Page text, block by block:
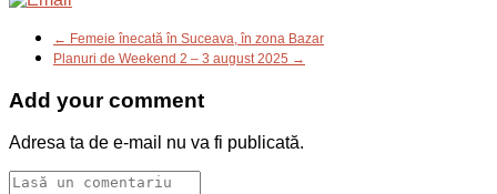
← Femeie înecată în Suceava, în zona Bazar
Planuri de Weekend 2 – 3 august 2025 →
Add your comment
Adresa ta de e-mail nu va fi publicată.